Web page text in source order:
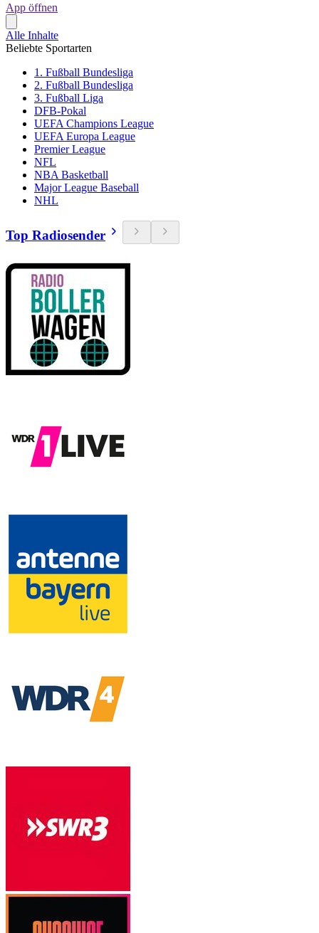
App öffnen
Alle Inhalte
Beliebte Sportarten
1. Fußball Bundesliga
2. Fußball Bundesliga
3. Fußball Liga
DFB-Pokal
UEFA Champions League
UEFA Europa League
Premier League
NFL
NBA Basketball
Major League Baseball
NHL
Top Radiosender